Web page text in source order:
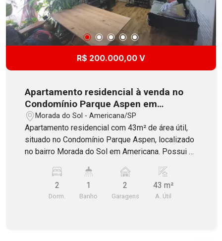
R$ 200.000,00 V
Apartamento residencial à venda no
Condomínio Parque Aspen em
Americana
Morada do Sol - Americana/SP
Apartamento residencial com 43m² de área útil,
situado no Condomínio Parque Aspen, localizado
no bairro Morada do Sol em Americana. Possui 2
com blindex, cozinha e área de serviço. Contém 1
vaga de garagem coberta e 1 vaga de moto. O
Condomínio oferece portaria, salão de festas,
2
Dorm.
1
Banho
2
Garagens
43 m²
A. Útil